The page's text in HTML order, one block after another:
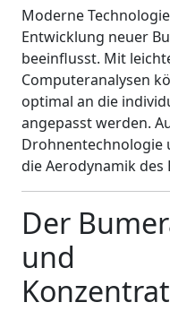
Moderne
Entwicklung neuer
beeinflusst. Mit
Computeranalysen
optimal an die
angepasst werden.
Drohnentechnologie
die Aerodynamik des
Der
und